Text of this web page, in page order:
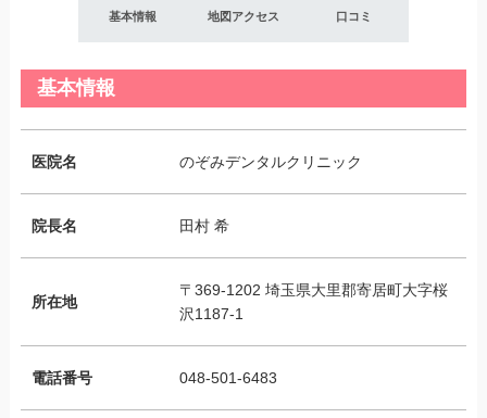
基本情報 地図アクセス 口コミ
基本情報
医院名 のぞみデンタルクリニック
院長名 田村 希
所在地
〒369-1202 埼玉県大里郡寄居町大字桜
沢1187-1
電話番号 048-501-6483